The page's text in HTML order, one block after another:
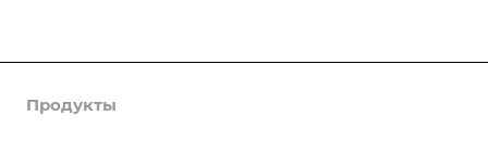
Продукты